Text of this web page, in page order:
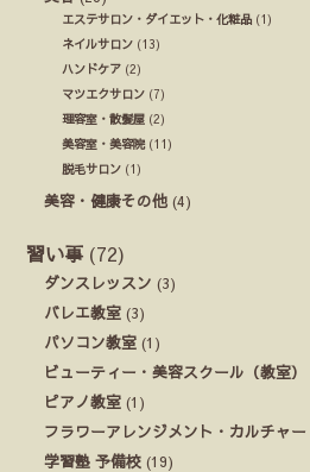
エステサロン・ダイエット・化粧品 (1)
ネイルサロン (13)
ハンドケア (2)
マツエクサロン (7)
理容室・散髪屋 (2)
美容室・美容院(11)
脱毛サロン (1)
美容・健康その他 (4)
習い事 (72)
ダンスレッスン (3)
バレエ教室 (3)
パソコン教室 (1)
ビューティー・美容スクール（教室）
ピアノ教室 (1)
フラワーアレンジメント・カルチャー
学習塾 予備校 (19)